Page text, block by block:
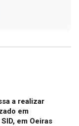
a realizar
em
em Oeiras